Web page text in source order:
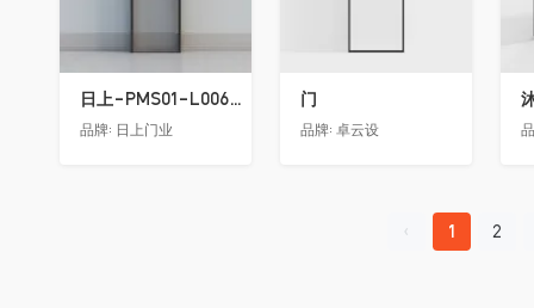
日上-PMS01-L006-金属窄边玻璃门
品牌: 日上门业
门
品牌: 卓云设
1 2